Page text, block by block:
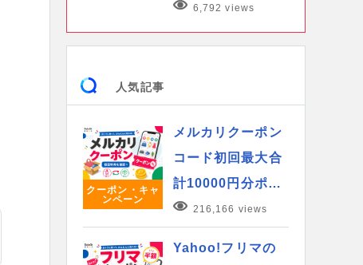
6,792 views
人気記事
クーポン・キャ
ンペーン
メルカリクーポン
コード初回最大合
計10000円分ポ…
216,166 views
Yahoo!フリマの